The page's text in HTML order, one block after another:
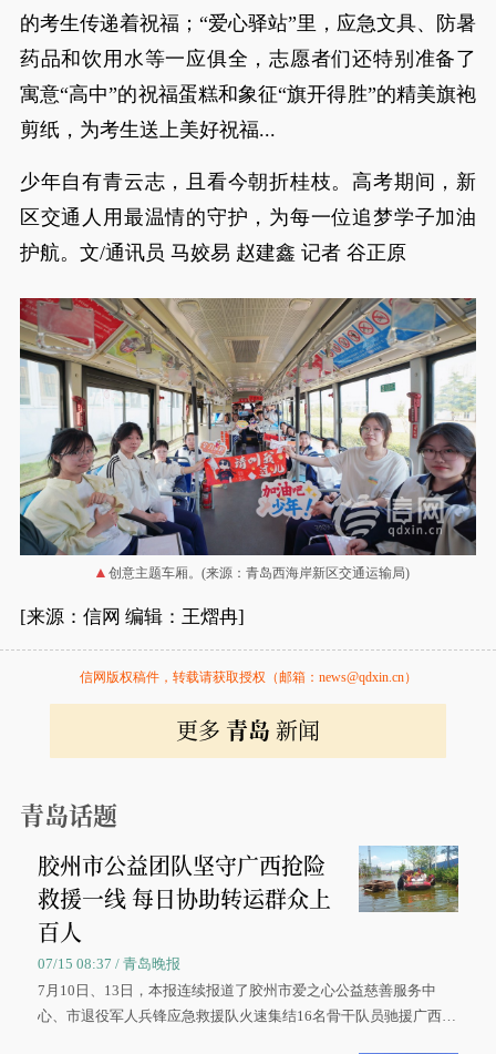
的考生传递着祝福；“爱心驿站”里，应急文具、防暑
药品和饮用水等一应俱全，志愿者们还特别准备了
寓意“高中”的祝福蛋糕和象征“旗开得胜”的精美旗袍
剪纸，为考生送上美好祝福...
少年自有青云志，且看今朝折桂枝。高考期间，新
区交通人用最温情的守护，为每一位追梦学子加油
护航。文/通讯员 马姣易 赵建鑫 记者 谷正原
创意主题车厢。(来源：青岛西海岸新区交通运输局)
[来源：信网 编辑：王熠冉]
信网版权稿件，转载请获取授权（邮箱：news@qdxin.cn）
更多 青岛 新闻
青岛话题
胶州市公益团队坚守广西抢险
救援一线 每日协助转运群众上
百人
07/15 08:37 / 青岛晚报
7月10日、13日，本报连续报道了胶州市爱之心公益慈善服务中
心、市退役军人兵锋应急救援队火速集结16名骨干队员驰援广西灾